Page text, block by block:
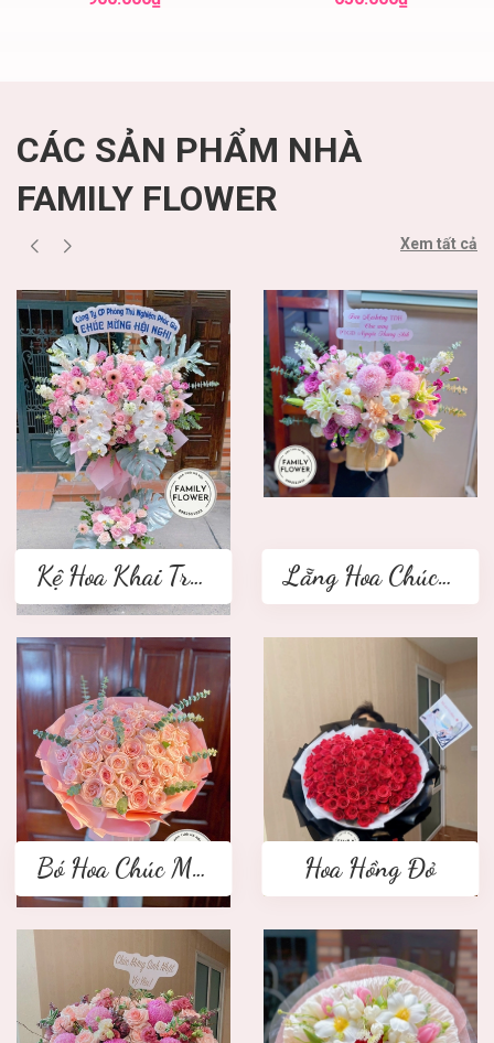
CÁC SẢN PHẨM NHÀ
FAMILY FLOWER
Xem tất cả
Kệ Hoa Khai Trương 2 tầng Lẵng Hoa Chúc Mừng
Bó Hoa Chúc Mừng Hoa Hồng Đỏ